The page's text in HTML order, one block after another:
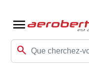
menu
search